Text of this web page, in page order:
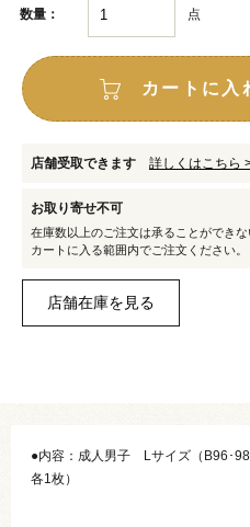
数量： 点
カートに入
店舗受取できます 詳しくはこちら
お取り寄せ不可
在庫数以上のご注文は承ることができな
カートに入る範囲内でご注文ください。
●内容：成人男子 Lサイズ（B96･
各1枚）